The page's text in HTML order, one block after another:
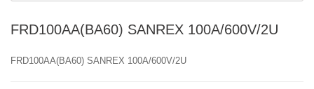
FRD100AA(BA60) SANREX 100A/600V/2U
FRD100AA(BA60) SANREX 100A/600V/2U